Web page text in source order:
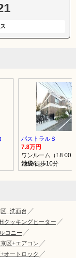
パストラルＳ
7.8万円
ワンルーム（18.00
池袋/徒歩10分
+洗面台
クッキングヒーター
コニー
区+エアコン
オートロック